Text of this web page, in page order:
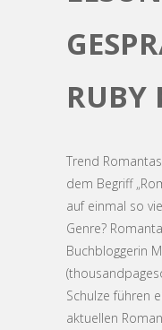
RUBY
Trend
dem Begriff
auf einmal so
Genre?
Buchbloggerin
Schulze führen
aktuellen